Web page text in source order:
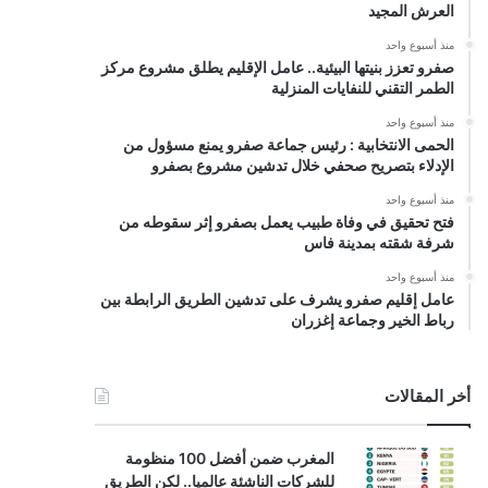
العرش المجيد
منذ أسبوع واحد
صفرو تعزز بنيتها البيئية.. عامل الإقليم يطلق مشروع مركز
الطمر التقني للنفايات المنزلية
منذ أسبوع واحد
الحمى الانتخابية : رئيس جماعة صفرو يمنع مسؤول من
الإدلاء بتصريح صحفي خلال تدشين مشروع بصفرو
منذ أسبوع واحد
فتح تحقيق في وفاة طبيب يعمل بصفرو إثر سقوطه من
شرفة شقته بمدينة فاس
منذ أسبوع واحد
عامل إقليم صفرو يشرف على تدشين الطريق الرابطة بين
رباط الخير وجماعة إغزران
أخر المقالات
المغرب ضمن أفضل 100 منظومة
للشركات الناشئة عالميا.. لكن الطريق